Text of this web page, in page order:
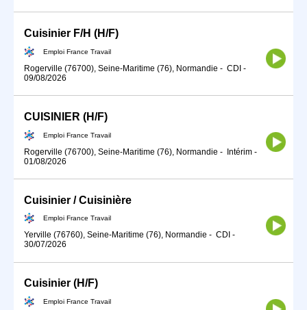
Cuisinier F/H (H/F)
Emploi France Travail
Rogerville (76700), Seine-Maritime (76), Normandie - CDI -
09/08/2026
CUISINIER (H/F)
Emploi France Travail
Rogerville (76700), Seine-Maritime (76), Normandie - Intérim -
01/08/2026
Cuisinier / Cuisinière
Emploi France Travail
Yerville (76760), Seine-Maritime (76), Normandie - CDI -
30/07/2026
Cuisinier (H/F)
Emploi France Travail